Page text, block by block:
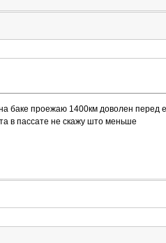
баке проежаю 1400км доволен перед
в пассате не скажу што меньше